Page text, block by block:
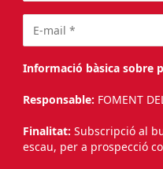
Informació bàsica sobre
Responsable: FOMENT
Finalitat: Subscripció al
escau, per a prospecció